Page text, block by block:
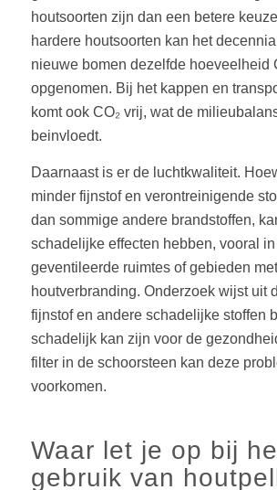
houtsoorten zijn dan een betere
hardere houtsoorten kan het
nieuwe bomen dezelfde hoeveelheid
opgenomen. Bij het kappen en
komt ook CO₂ vrij, wat de
beinvloedt.
Daarnaast is er de luchtkwaliteit.
minder fijnstof en verontreinigende
dan sommige andere brandstoffen,
schadelijke effecten hebben, vooral
geventileerde ruimtes of gebieden
houtverbranding. Onderzoek wijst uit
fijnstof en andere schadelijke stoffen
schadelijk kan zijn voor de
filter in de schoorsteen kan deze
voorkomen.
Waar let je op bij
gebruik van